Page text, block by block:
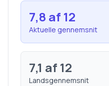
7,8 af 12
Aktuelle gennemsnit
7,1 af 12
Landsgennemsnit